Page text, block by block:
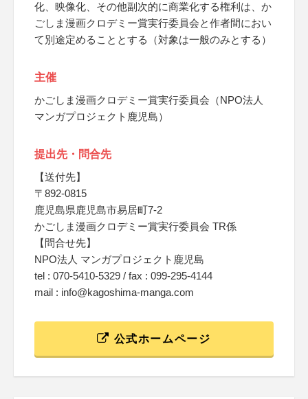
化、映像化、その他副次的に商業化する権利は、か
ごしま漫画クロデミー賞実行委員会と作者間におい
て別途定めることとする（対象は一般のみとする）
主催
かごしま漫画クロデミー賞実行委員会（NPO法人
マンガプロジェクト鹿児島）
提出先・問合先
【送付先】
〒892-0815
鹿児島県鹿児島市易居町7-2
かごしま漫画クロデミー賞実行委員会 TR係
【問合せ先】
NPO法人 マンガプロジェクト鹿児島
tel : 070-5410-5329 / fax : 099-295-4144
mail : info@kagoshima-manga.com
公式ホームページ